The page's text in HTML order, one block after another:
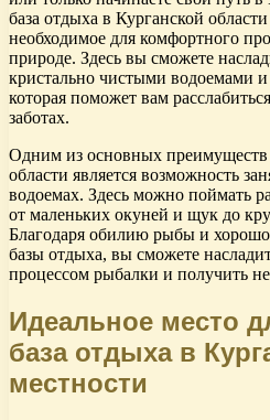
база отдыха в Курганской
необходимое для комфортного
природе. Здесь вы сможете
кристально чистыми водоемами
которая поможет вам
заботах.
Одним из основных преимуществ
области является возможность
водоемах. Здесь можно поймать
от маленьких окуней и щук до
Благодаря обилию рыбы и хорошо
базы отдыха, вы сможете
процессом рыбалки и получить
Идеальное место
база отдыха в
местности